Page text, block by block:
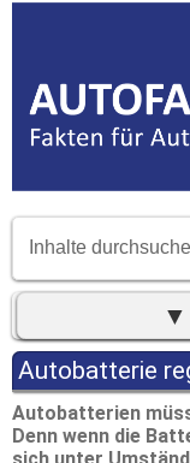
Autobatterie
Autobatterien
Denn wenn die